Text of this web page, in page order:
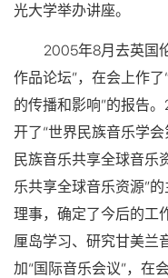
光大学举办讲座。
2005年8月去英国
作品论坛”，在会上作
的传播和影响”的报告
开了“世界民族音乐学
民族音乐共享全球音乐
乐共享全球音乐资源”
理事，确定了今后的工
厘岛学习、研究甘美兰
加“国际音乐会议”，在